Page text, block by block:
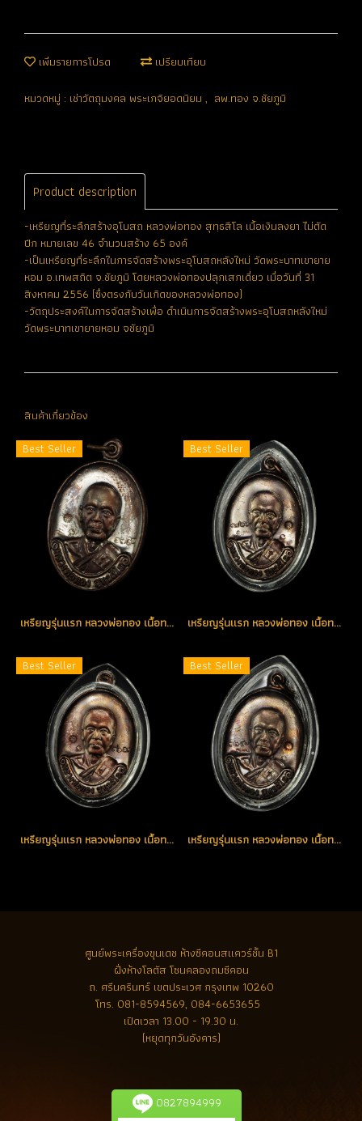
เพิ่มรายการโปรด เปรียบเทียบ
หมวดหมู่ : เช่าวัตถุมงคล พระเกจิยอดนิยม , ลพ.ทอง จ.ชัยภูมิ
Product description
-เหรียญที่ระลึกสร้างอุโบสถ หลวงพ่อทอง สุทฺธสีโล เนื้อเงินลงยา ไม่ตัด
ปีก หมายเลข 46 จำนวนสร้าง 65 องค์
-เป็นเหรียญที่ระลึกในการจัดสร้างพระอุโบสถหลังใหม่ วัดพระบาทเขายาย
หอม อ.เทพสถิต จ.ชัยภูมิ โดยหลวงพ่อทองปลุกเสกเดี่ยว เมื่อวันที่ 31
สิงหาคม 2556 (ซึ่งตรงกับวันเกิดของหลวงพ่อทอง)
-วัตถุประสงค์ในการจัดสร้างเพื่อ ดำเนินการจัดสร้างพระอุโบสถหลังใหม่
วัดพระบาทเขายายหอม จชัยภูมิ
สินค้าเกี่ยวข้อง
Best Seller
เหรียญรุ่นแรก หลวงพ่อทอง เนื้อทองแดงรมดำ เหรียญแจกโค้ด K หมายเลข 1712 (ขายแล้ว)
Best Seller
เหรียญรุ่นแรก หลวงพ่อทอง เนื้อทองแดงรมดำ โค้ด K หมายเลข 3726 ตอกพิเศษอีก 5 โค้ด (ขายแล้ว)
Best Seller
เหรียญรุ่นแรก หลวงพ่อทอง เนื้อทองแดงรมดำ เหรียญแจกโค้ด K หมายเลข 3618 (ขายแล้ว)
Best Seller
เหรียญรุ่นแรก หลวงพ่อทอง เนื้อทองแดงรมดำ โค้ด K หมายเลข 3651 ตอกพิเศษอีก 5 โค้ด (ขายแล้ว)
ศูนย์พระเครื่องขุนเดช ห้างซีคอนสแควร์ชั้น B1
ฝั่งห้างโลตัส โซนคลองถมซีคอน
ถ. ศรีนครินทร์ เขตประเวศ กรุงเทพ 10260
โทร. 081-8594569, 084-6653655
เปิดเวลา 13.00 - 19.30 น.
(หยุดทุกวันอังคาร)
0827894999